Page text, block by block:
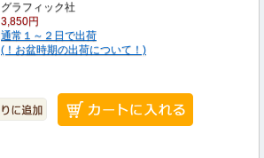
グラフィック社
3,850円
通常１～２日で出荷
(！お盆時期の出荷について！)